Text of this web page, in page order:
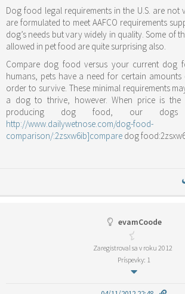
Dog food legal requirements in the U.S. are not
are formulated to meet AAFCO requirements
dog’s needs but vary widely in quality. Some of
allowed in pet food are quite surprising also.
Compare dog food versus your current dog
humans, pets have a need for certain
order to survive. These minimal requirements
a dog to thrive, however. When price is the
producing dog food, our
http://www.dailywetnose.com/dog-food-
comparison/:2zsxw6ib]compare dog
evamCoode
Zaregistroval sa v roku 2012
Príspevky: 1